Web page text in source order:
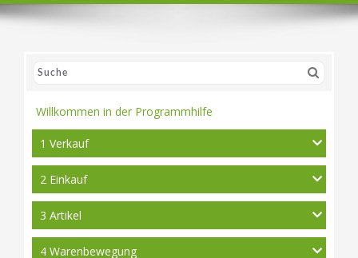
Willkommen in der Programmhilfe
1 Verkauf
2 Einkauf
3 Artikel
4 Warenbewegung